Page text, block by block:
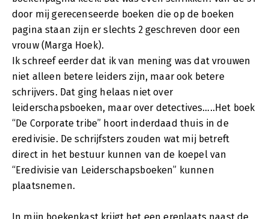
door mij gerecenseerde boeken die op de boeken
pagina staan zijn er slechts 2 geschreven door een
vrouw (Marga Hoek).
Ik schreef eerder dat ik van mening was dat vrouwen
niet alleen betere leiders zijn, maar ook betere
schrijvers. Dat ging helaas niet over
leiderschapsboeken, maar over detectives…..Het boek
“De Corporate tribe” hoort inderdaad thuis in de
eredivisie. De schrijfsters zouden wat mij betreft
direct in het bestuur kunnen van de koepel van
“Eredivisie van Leiderschapsboeken” kunnen
plaatsnemen.
In mijn boekenkast krijgt het een ereplaats naast de